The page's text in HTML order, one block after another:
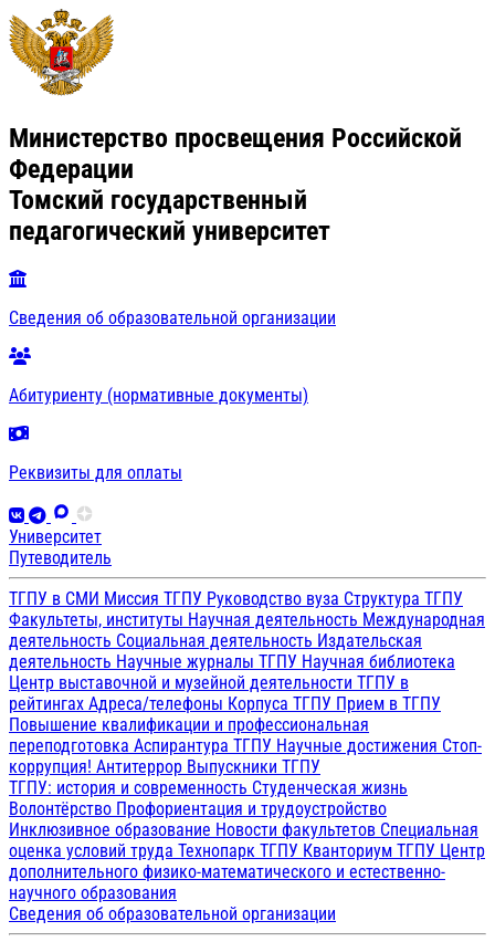
Министерство просвещения Российской
Федерации
Томский государственный
педагогический университет
Сведения об образовательной организации
Абитуриенту (нормативные документы)
Реквизиты для оплаты
Университет
Путеводитель
ТГПУ в СМИ Миссия ТГПУ Руководство вуза Структура ТГПУ
Факультеты, институты Научная деятельность Международная
деятельность Социальная деятельность Издательская
деятельность Научные журналы ТГПУ Научная библиотека
Центр выставочной и музейной деятельности ТГПУ в
рейтингах Адреса/телефоны Корпуса ТГПУ Прием в ТГПУ
Повышение квалификации и профессиональная
переподготовка Аспирантура ТГПУ Научные достижения Стоп-
коррупция! Антитеррор Выпускники ТГПУ
ТГПУ: история и современность Студенческая жизнь
Волонтёрство Профориентация и трудоустройство
Инклюзивное образование Новости факультетов Специальная
оценка условий труда Технопарк ТГПУ Кванториум ТГПУ Центр
дополнительного физико-математического и естественно-
научного образования
Сведения об образовательной организации